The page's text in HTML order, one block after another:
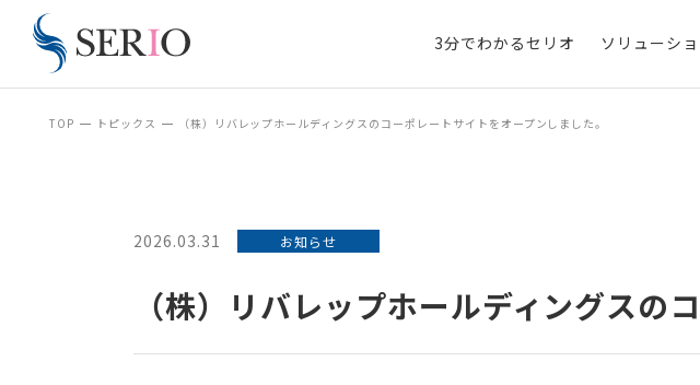
3分でわかるセリオ ソリューシ
TOP トピックス （株）リバレップホールディングスのコーポレートサイトをオープンしました。
2026.03.31 お知らせ
（株）リバレップホールディングスの